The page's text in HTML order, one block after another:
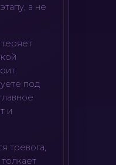
а не
под
и
тревога,